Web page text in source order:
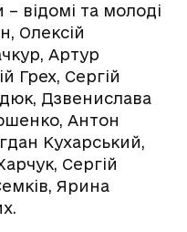
відомі та молоді
Олексій
Артур
Грех, Сергій
Дзвенислава
Антон
Кухарський,
Сергій
Ярина